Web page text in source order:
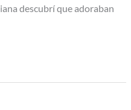
descubrí que adoraban